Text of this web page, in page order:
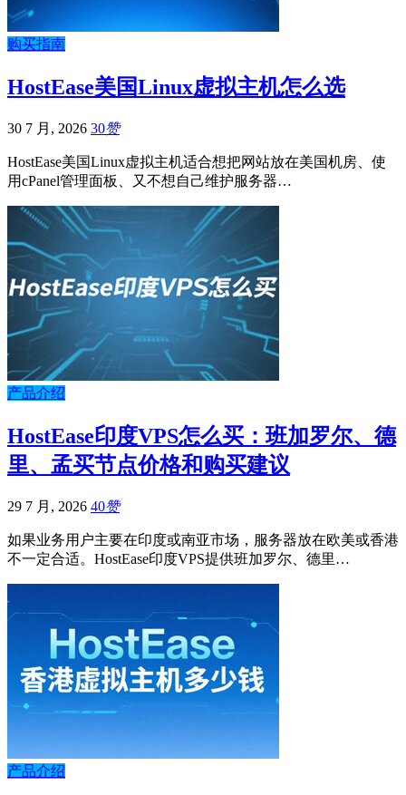
购买指南
HostEase美国Linux虚拟主机怎么选
30 7 月, 2026 30赞
HostEase美国Linux虚拟主机适合想把网站放在美国机房、使
用cPanel管理面板、又不想自己维护服务器…
产品介绍
HostEase印度VPS怎么买：班加罗尔、德
里、孟买节点价格和购买建议
29 7 月, 2026 40赞
如果业务用户主要在印度或南亚市场，服务器放在欧美或香港
不一定合适。HostEase印度VPS提供班加罗尔、德里…
产品介绍